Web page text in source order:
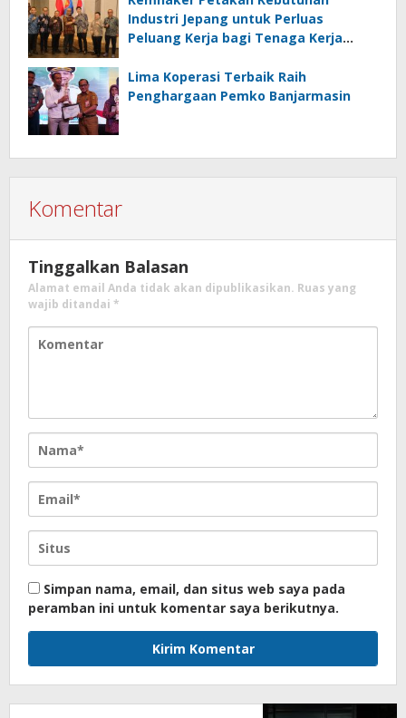
Industri Jepang untuk Perluas
Peluang Kerja bagi Tenaga Kerja
Lima Koperasi Terbaik Raih
Penghargaan Pemko Banjarmasin
Komentar
Tinggalkan Balasan
Alamat email Anda tidak akan dipublikasikan. Ruas yang
wajib ditandai *
Simpan nama, email, dan situs web saya pada
peramban ini untuk komentar saya berikutnya.